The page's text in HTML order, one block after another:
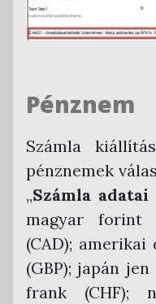
Pénznem
Számla
pénznemek
„Számla
magyar forint
(CAD);
(GBP); japán jen
frank (CHF);